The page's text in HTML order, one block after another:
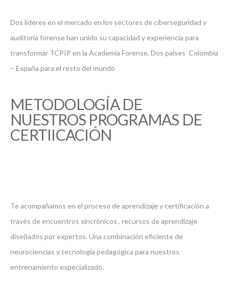
Dos lideres en el mercado en los sectores de ciberseguridad y
auditoría forense han unido su capacidad y experiencia para
transformar TCPIP en la Academia Forense. Dos países Colombia
– España para el resto del mundo
METODOLOGÍA DE
NUESTROS PROGRAMAS DE
CERTIICACIÓN
Te acompañamos en el proceso de aprendizaje y certificación a
través de encuentros sincrónicos , recursos de aprendizaje
diseñados por expertos. Una combinación eficiente de
neurociencias y tecnología pedagógica para nuestros
entrenamiento especializado.